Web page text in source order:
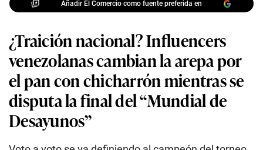
Añadir El Comercio como fuente preferida en
¿Traición nacional? Influencers
venezolanas cambian la arepa por
el pan con chicharrón mientras se
disputa la final del “Mundial de
Desayunos”